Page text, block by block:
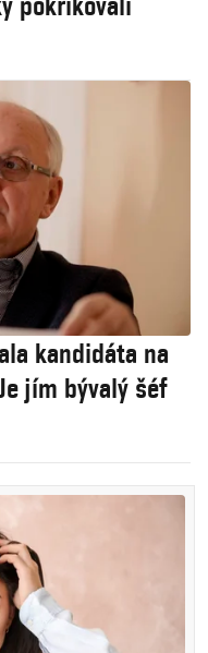
kandidáta na
jím bývalý šéf